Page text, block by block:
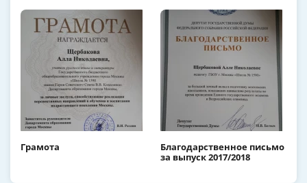
Грамота
Благодарственное письмо
за выпуск 2017/2018